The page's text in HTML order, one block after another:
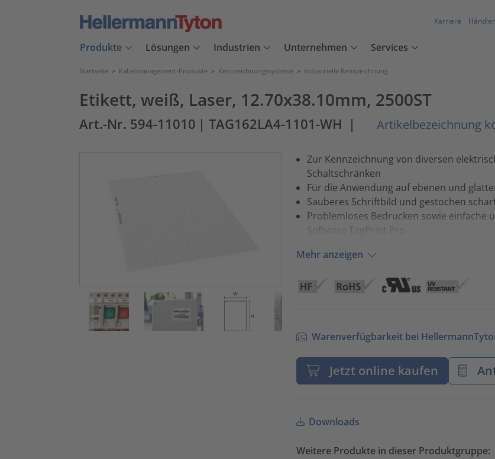
Karriere
Produkte Lösungen Industrien Unternehmen Services
Startseite > Kabelmanagement-Produkte > Kennzeichnungssysteme > Industrielle Kennzeichnung
Etikett, weiß, Laser, 12.70x38.10mm, 2500ST
Art.-Nr. 594-11010 | TAG162LA4-1101-WH | Artikelbezeichnung
Zur Kennzeichnung von diversen
Schaltschränken
Für die Anwendung auf ebenen und
Sauberes Schriftbild und gestochen
Problemloses Bedrucken sowie
Software TagPrint Pro
Mehr anzeigen
Warenverfügbarkeit bei
Jetzt online kaufen
Downloads
Weitere Produkte in dieser Produktgruppe: